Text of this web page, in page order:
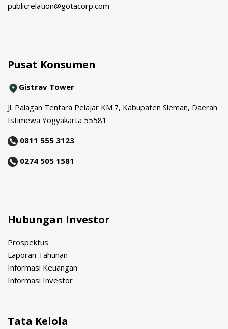
publicrelation@gotacorp.com
Pusat Konsumen
Gistrav Tower
Jl. Palagan Tentara Pelajar KM.7, Kabupaten Sleman, Daerah
Istimewa Yogyakarta 55581
0811 555 3123
0274 505 1581
Hubungan Investor
Prospektus
Laporan Tahunan
Informasi Keuangan
Informasi Investor
Tata Kelola